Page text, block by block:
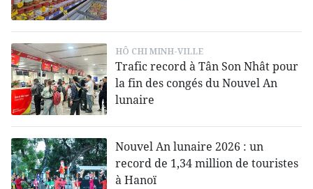
HÔ CHI MINH-VILLE
Trafic record à Tân Son Nhât pour
la fin des congés du Nouvel An
lunaire
Nouvel An lunaire 2026 : un
record de 1,34 million de touristes
à Hanoï